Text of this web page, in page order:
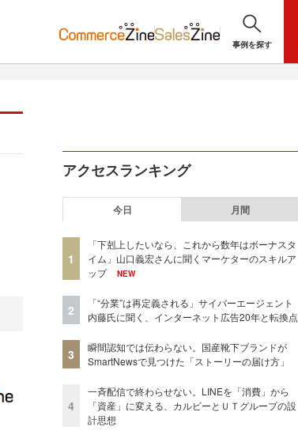
事例を探す
アクセスランキング
今日 月間
1
「下剋上したいなら、これから数年はボーナスタ
イム」山口義宏さんに聞くマーケターのスキルア
ップ
NEW
2
「“分業”は再定義される」サイバーエージェント
内藤氏に聞く、インターネット広告20年と転換点
3
瞬間認知では伝わらない。国産靴下ブランドが
SmartNewsで見つけた「ストーリーの届け方」
4
一斉配信で終わらせない。LINEを「消費」から
「資産」に変える、カルビーとＵＴグループの設
計思想